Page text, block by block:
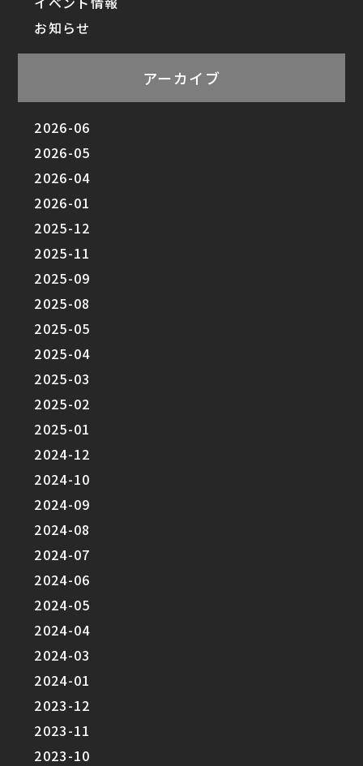
お知らせ
アーカイブ
2026-06
2026-05
2026-04
2026-01
2025-12
2025-11
2025-09
2025-08
2025-05
2025-04
2025-03
2025-02
2025-01
2024-12
2024-10
2024-09
2024-08
2024-07
2024-06
2024-05
2024-04
2024-03
2024-01
2023-12
2023-11
2023-10